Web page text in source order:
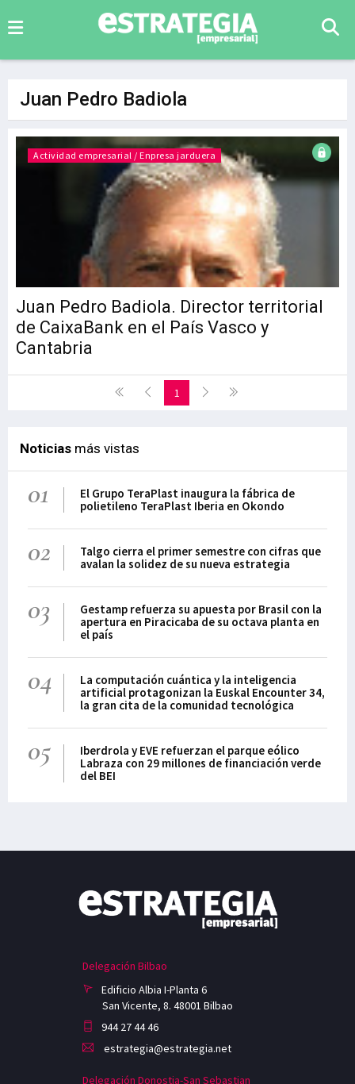
Juan Pedro Badiola
Juan Pedro Badiola. Director territorial
de CaixaBank en el País Vasco y
Cantabria
Actividad empresarial / Enpresa jarduera
1
Noticias más vistas
01
El Grupo TeraPlast inaugura la fábrica de
polietileno TeraPlast Iberia en Okondo
02
Talgo cierra el primer semestre con cifras que
avalan la solidez de su nueva estrategia
03
Gestamp refuerza su apuesta por Brasil con la
apertura en Piracicaba de su octava planta en
el país
04
La computación cuántica y la inteligencia
artificial protagonizan la Euskal Encounter 34,
la gran cita de la comunidad tecnológica
05
Iberdrola y EVE refuerzan el parque eólico
Labraza con 29 millones de financiación verde
del BEI
Delegación Bilbao
Edificio Albia I-Planta 6
San Vicente, 8. 48001 Bilbao
944 27 44 46
estrategia@estrategia.net
Delegación Donostia-San Sebastian